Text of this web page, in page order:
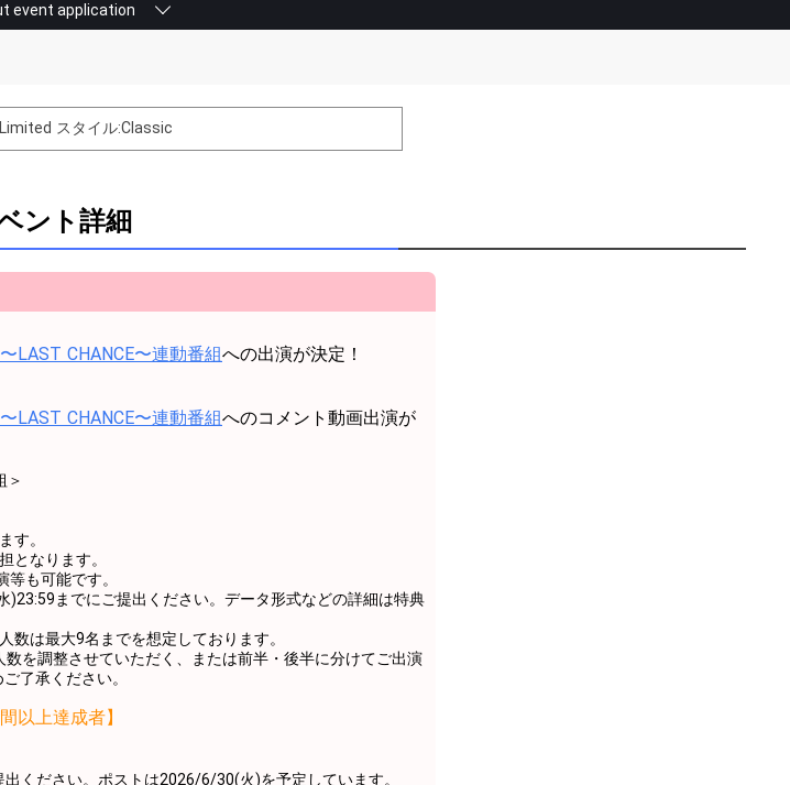
event application
Comments
You can post comments. Please refrain from posting comments that may offend performers or
other users.
Close
スタイル:Classic
ント詳細
LAST CHANCE〜連動番組への出演が決定！
LAST CHANCE〜連動番組へのコメント動画出演が
＞
す。
となります。
も可能です。
までにご提出ください。データ形式などの詳細は特典
は最大9名までを想定しております。
を調整させていただく、または前半・後半に分けてご出演
了承ください。
以上達成者】
ください。ポストは2026/6/30(火)を予定しています。